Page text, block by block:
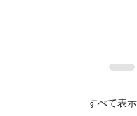
すべて表示